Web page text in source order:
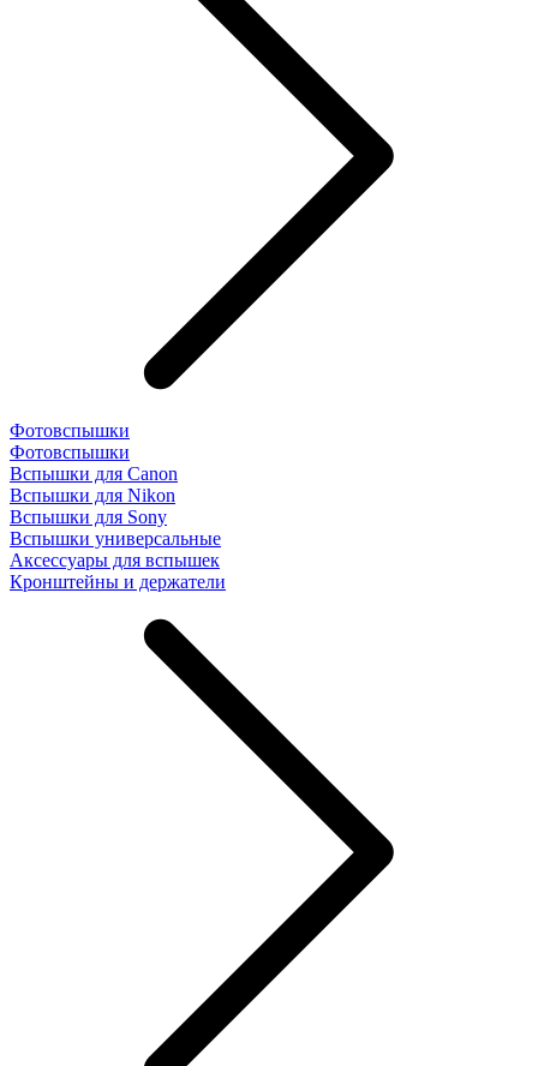
Фотовспышки
Фотовспышки
Вспышки для Canon
Вспышки для Nikon
Вспышки для Sony
Вспышки универсальные
Аксесcуары для вспышек
Кронштейны и держатели